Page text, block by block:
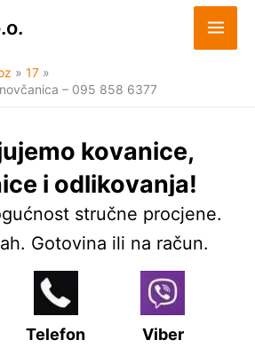
17
– 095 858 6377
kovanice,
i odlikovanja!
stručne procjene.
Gotovina ili na račun.
Viber
Telefon